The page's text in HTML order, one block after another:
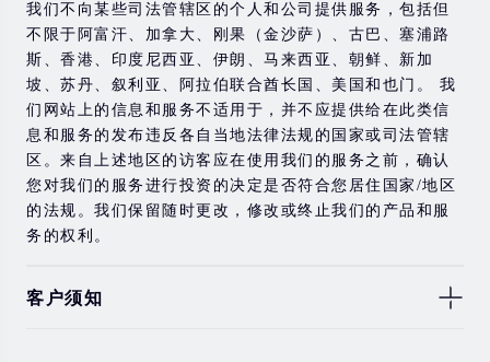
我们不向某些司法管辖区的个人和公司提供服务，包括但
不限于阿富汗、加拿大、刚果（金沙萨）、古巴、塞浦路
斯、香港、印度尼西亚、伊朗、马来西亚、朝鲜、新加
坡、苏丹、叙利亚、阿拉伯联合酋长国、美国和也门。 我
们网站上的信息和服务不适用于，并不应提供给在此类信
息和服务的发布违反各自当地法律法规的国家或司法管辖
区。来自上述地区的访客应在使用我们的服务之前，确认
您对我们的服务进行投资的决定是否符合您居住国家/地区
的法规。我们保留随时更改，修改或终止我们的产品和服
务的权利。
客户须知